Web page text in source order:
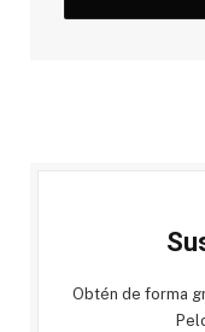
Obtén de forma